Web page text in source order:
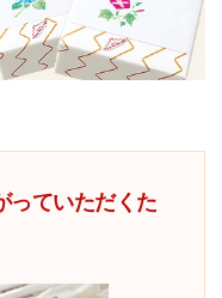
っていただくた